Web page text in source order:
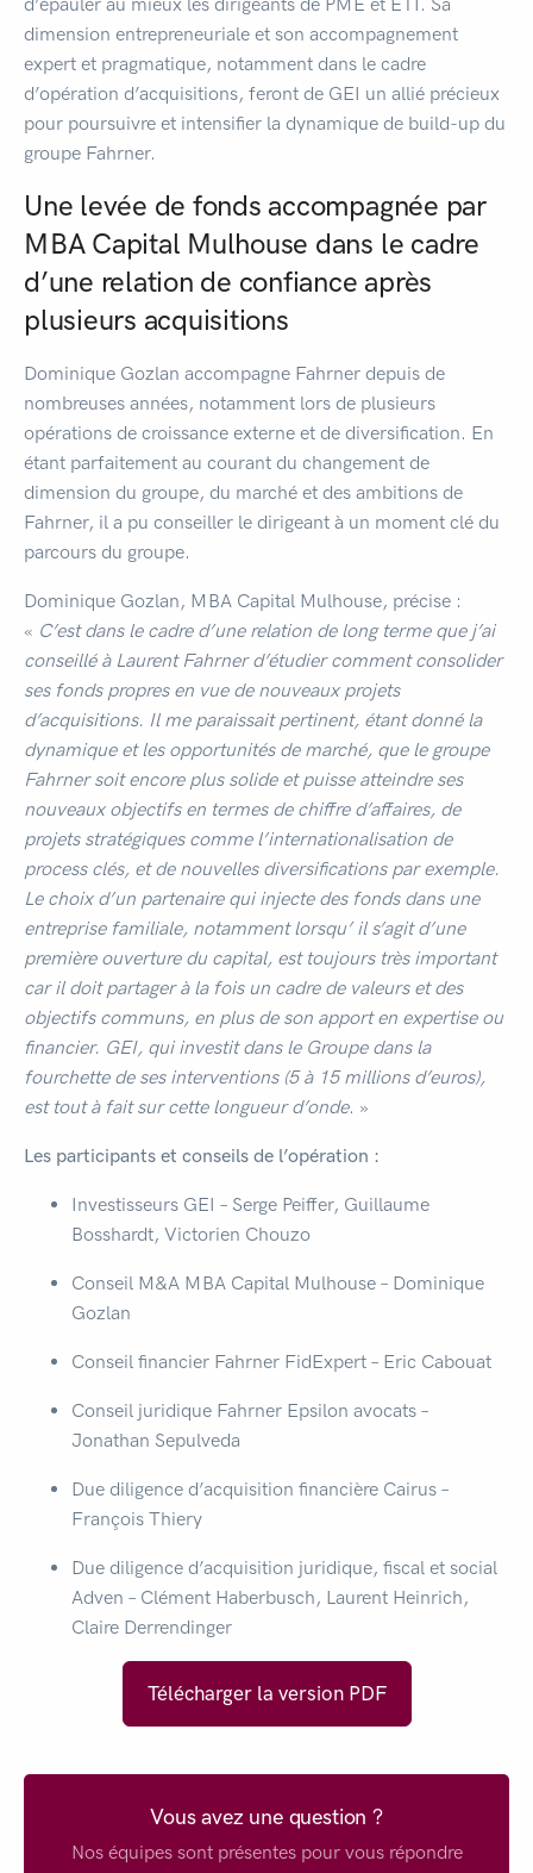
dimension entrepreneuriale et son accompagnement
expert et pragmatique, notamment dans le cadre
d’opération d’acquisitions, feront de GEI un allié précieux
pour poursuivre et intensifier la dynamique de build-up du
groupe Fahrner.
Une levée de fonds accompagnée par
MBA Capital Mulhouse dans le cadre
d’une relation de confiance après
plusieurs acquisitions
Dominique Gozlan accompagne Fahrner depuis de
nombreuses années, notamment lors de plusieurs
opérations de croissance externe et de diversification. En
étant parfaitement au courant du changement de
dimension du groupe, du marché et des ambitions de
Fahrner, il a pu conseiller le dirigeant à un moment clé du
parcours du groupe.
Dominique Gozlan, MBA Capital Mulhouse, précise :
« C’est dans le cadre d’une relation de long terme que j’ai
conseillé à Laurent Fahrner d’étudier comment consolider
ses fonds propres en vue de nouveaux projets
d’acquisitions. Il me paraissait pertinent, étant donné la
dynamique et les opportunités de marché, que le groupe
Fahrner soit encore plus solide et puisse atteindre ses
nouveaux objectifs en termes de chiffre d’affaires, de
projets stratégiques comme l’internationalisation de
process clés, et de nouvelles diversifications par exemple.
Le choix d’un partenaire qui injecte des fonds dans une
entreprise familiale, notamment lorsqu’ il s’agit d’une
première ouverture du capital, est toujours très important
car il doit partager à la fois un cadre de valeurs et des
objectifs communs, en plus de son apport en expertise ou
financier. GEI, qui investit dans le Groupe dans la
fourchette de ses interventions (5 à 15 millions d’euros),
est tout à fait sur cette longueur d’onde. »
Les participants et conseils de l’opération :
Investisseurs GEI – Serge Peiffer, Guillaume
Bosshardt, Victorien Chouzo
Conseil M&A MBA Capital Mulhouse – Domi­nique
Gozlan
Conseil financier Fahrner FidExpert – Eric Cabouat
Conseil juridique Fahrner Epsilon avocats –
Jonathan Sepulveda
Due diligence d’acquisition financière Cairus –
François Thiery
Due diligence d’acquisition juridique, fiscal et social
Adven – Clément Haberbusch, Laurent Heinrich,
Claire Derrendinger
Télécharger la version PDF
Vous avez une question ?
Nos équipes sont présentes pour vous répondre